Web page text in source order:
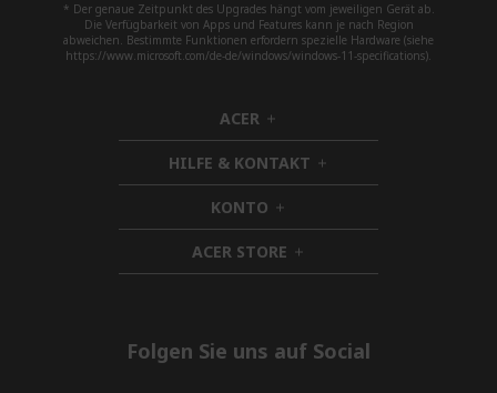
* Der genaue Zeitpunkt des Upgrades hängt vom jeweiligen Gerät ab.
Die Verfügbarkeit von Apps und Features kann je nach Region
abweichen. Bestimmte Funktionen erfordern spezielle Hardware (siehe
https://www.microsoft.com/de-de/windows/windows-11-specifications).
ACER h
i
d
d
e
n
HILFE & KONTAKT h
i
d
n
KONTO h
i
d
d
ACER STORE h
i
e
Folgen Sie uns auf Social